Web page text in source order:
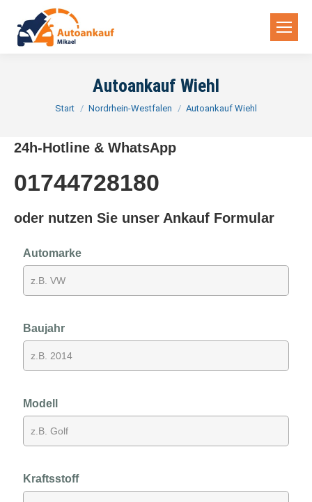
Autoankauf Wiehl
Sie befinden sich hier:
Start Nordrhein-Westfalen Autoankauf Wiehl
24h-Hotline & WhatsApp
01744728180
oder nutzen Sie unser Ankauf Formular
Automarke
Baujahr
Modell
Kraftsstoff